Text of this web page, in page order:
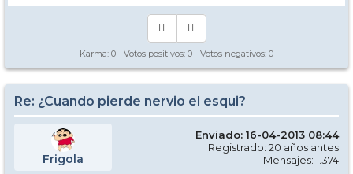
Karma: 0 - Votos positivos: 0 - Votos negativos: 0
Re: ¿Cuando pierde nervio el esqui?
Frigola
Enviado: 16-04-2013 08:44
Registrado: 20 años antes
Mensajes: 1.374